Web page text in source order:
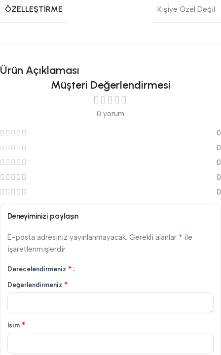
ÖZELLEŞTIRME Kişiye Özel Değil
Ürün Açıklaması
Müşteri Değerlendirmesi
0 yorum
0
0
0
0
0
Deneyiminizi paylaşın
E-posta adresiniz yayınlanmayacak. Gerekli alanlar * ile
işaretlenmişlerdir
Derecelendirmeniz *
Değerlendirmeniz *
İsim *